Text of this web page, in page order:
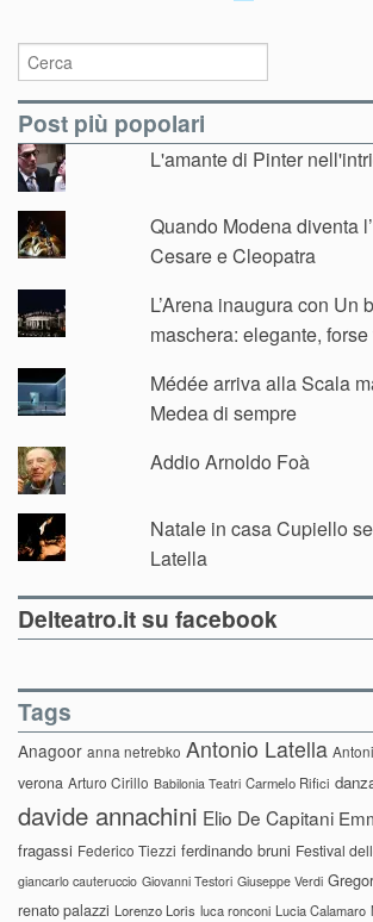
Post più popolari
L'amante di Pinter
Quando Modena diventa
Cesare e Cleopatra
L’Arena inaugura con Un
maschera: elegante,
Médée arriva alla Scala
Medea di sempre
Addio Arnoldo Foà
Natale in casa Cupiello
Latella
Delteatro.it su facebook
Tags
Anagoor anna netrebko Antonio Latella
verona Arturo Cirillo Babilonia Teatri Carmelo Rifici
davide annachini Elio De Capitani
fragassi Federico Tiezzi ferdinando bruni Festival
giancarlo cauteruccio Giovanni Testori Giuseppe Verdi
renato palazzi Lorenzo Loris luca ronconi Lucia Calamaro